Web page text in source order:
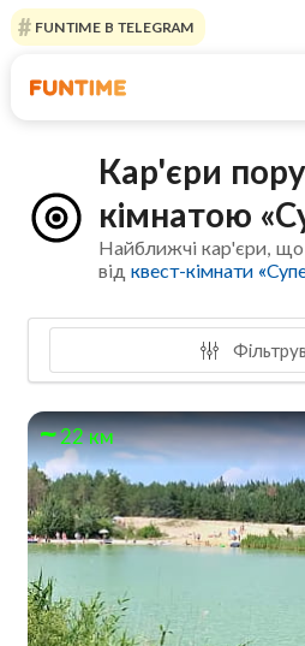
FUNTIME В TELEGRAM
Кар'єри
кімнатою
Найближчі кар'єри, що
відквест-кімнати
22 км